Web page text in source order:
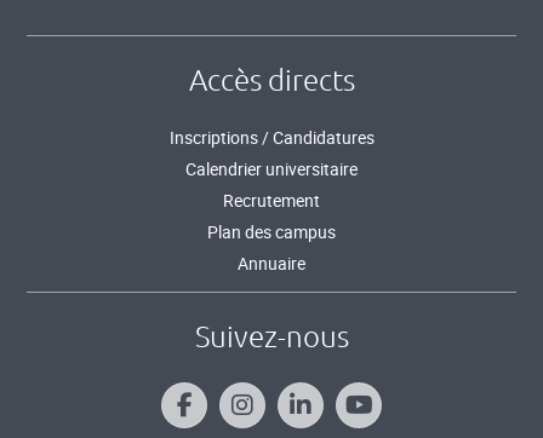
Accès directs
Inscriptions / Candidatures
Calendrier universitaire
Recrutement
Plan des campus
Annuaire
Suivez-nous